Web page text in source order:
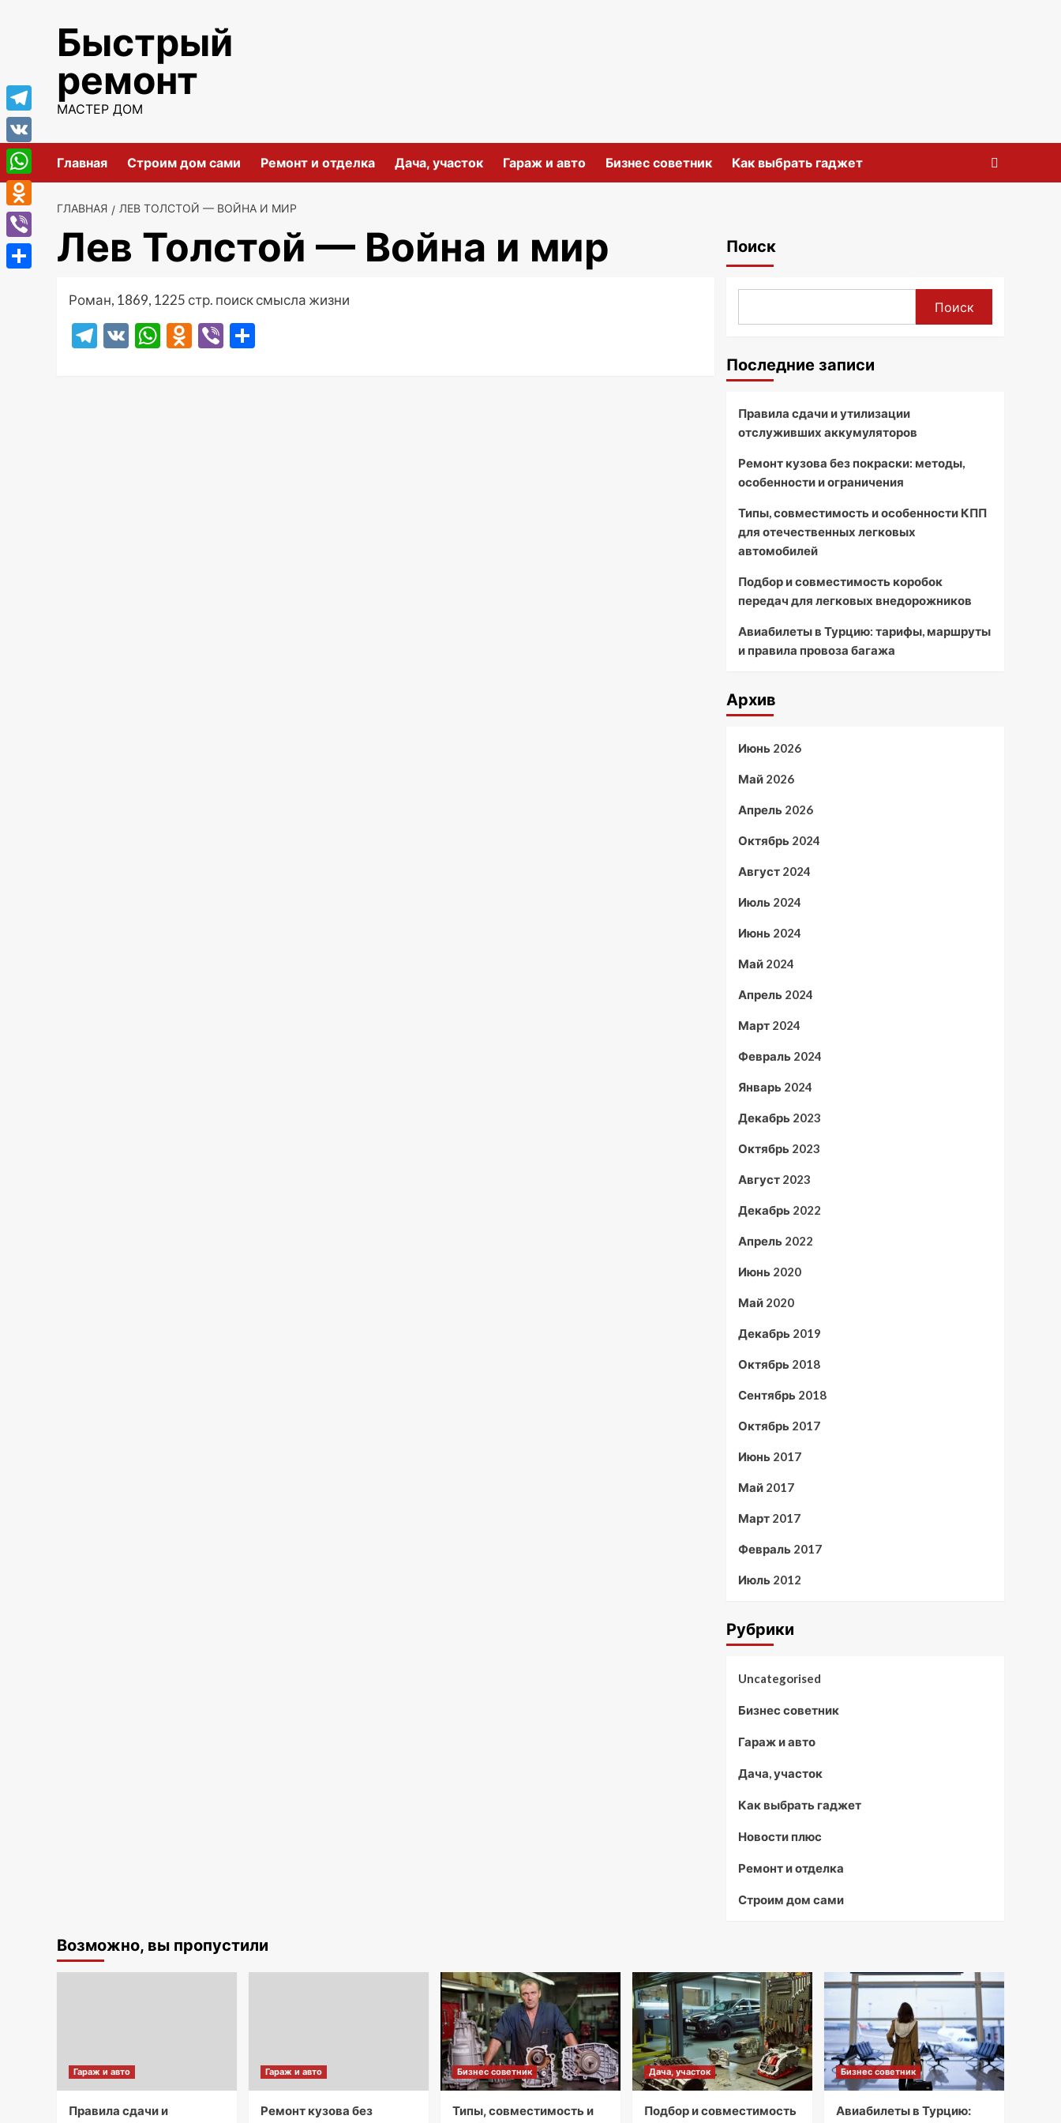
содержимомуБыстрый
ремонт
МАСТЕР ДОМ
Главная Строим дом сами Ремонт и отделка Дача, участок Гараж и авто Бизнес советник Как выбрать гаджет
ГЛАВНАЯ ЛЕВ ТОЛСТОЙ — ВОЙНА И МИР
Лев Толстой — Война и мир
Роман, 1869, 1225 стр. поиск смысла жизни
Telegram
VK WhatsApp
Odnoklassniki
Viber
Поиск
Поиск
Последние записи
Правила сдачи и утилизации
отслуживших аккумуляторов
Ремонт кузова без покраски: методы,
особенности и ограничения
Типы, совместимость и особенности КПП
для отечественных легковых
автомобилей
Подбор и совместимость коробок
передач для легковых внедорожников
Авиабилеты в Турцию: тарифы, маршруты
и правила провоза багажа
Архив
Июнь 2026
Май 2026
Апрель 2026
Октябрь 2024
Август 2024
Июль 2024
Июнь 2024
Май 2024
Апрель 2024
Март 2024
Февраль 2024
Январь 2024
Декабрь 2023
Октябрь 2023
Август 2023
Декабрь 2022
Апрель 2022
Июнь 2020
Май 2020
Декабрь 2019
Октябрь 2018
Сентябрь 2018
Октябрь 2017
Июнь 2017
Май 2017
Март 2017
Февраль 2017
Июль 2012
Рубрики
Uncategorised
Бизнес советник
Гараж и авто
Дача, участок
Как выбрать гаджет
Новости плюс
Ремонт и отделка
Строим дом сами
Возможно, вы пропустили
Гараж и авто
Правила сдачи и
Гараж и авто
Ремонт кузова без
Бизнес советник
Типы, совместимость и
Дача, участок
Подбор и совместимость
Бизнес советник
Авиабилеты в Турцию:
Telegram
VK
WhatsApp
Odnoklassniki
Viber